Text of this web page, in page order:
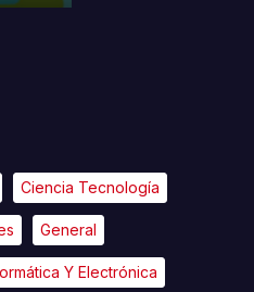
Ciencia Tecnología
General
Y Electrónica